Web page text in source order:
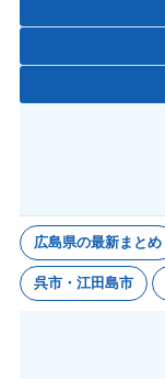
広島県の最新まとめ
呉市・江田島市